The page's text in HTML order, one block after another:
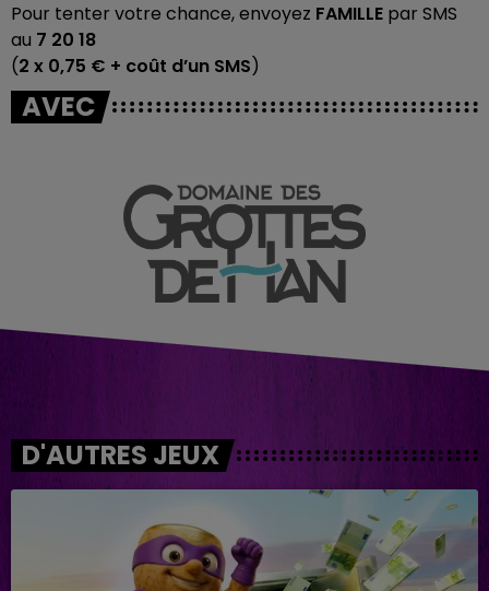
Pour tenter votre chance, envoyez FAMILLE par SMS
au 7 20 18
(2 x 0,75 € + coût d’un SMS)
AVEC
D'AUTRES JEUX